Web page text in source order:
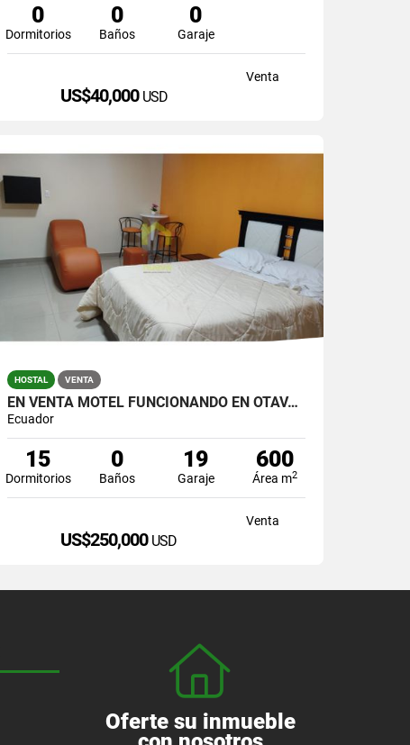
0
Dormitorios
0
Baños
0
Garaje
Venta
US$40,000 USD
HOSTAL VENTA
EN VENTA MOTEL FUNCIONANDO EN OTAVALO
Ecuador
15
Dormitorios
0
Baños
19
Garaje
600
Área m2
Venta
US$250,000 USD
Oferte su inmueble